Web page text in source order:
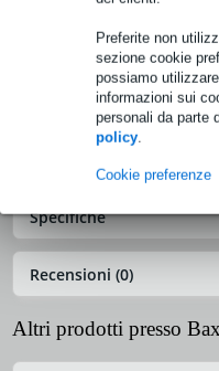
Preferite non
sezione cookie
possiamo
informazioni sui
personali da parte
policy.
Cookie preferenze
DAP
principale per ZA-
Cod. prodotto:OND-
Specifiche
Recensioni (0)
Altri prodotti presso